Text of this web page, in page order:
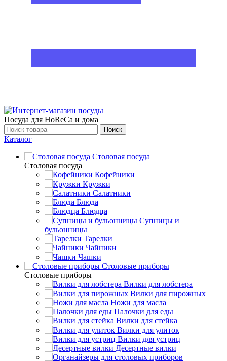
Посуда для HoReCa и дома
Поиск
Каталог
Столовая посуда
Столовая посуда
Кофейники
Кружки
Салатники
Блюда
Блюдца
Супницы и
бульонницы
Тарелки
Чайники
Чашки
Cтоловые приборы
Cтоловые приборы
Вилки для лобстера
Вилки для пирожных
Ножи для масла
Палочки для еды
Вилки для стейка
Вилки для улиток
Вилки для устриц
Десертные вилки